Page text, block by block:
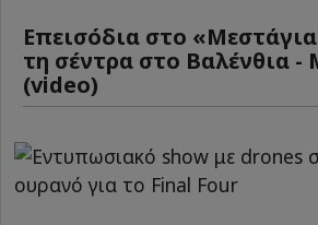
Επεισόδια στο
τη σέντρα στο Βαλένθια
(video)